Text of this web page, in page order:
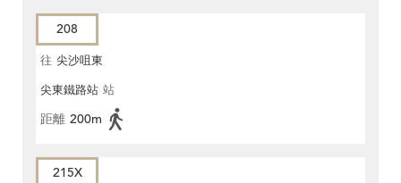
208
往 尖沙咀東
尖東鐵路站 站
距離 200m
215X